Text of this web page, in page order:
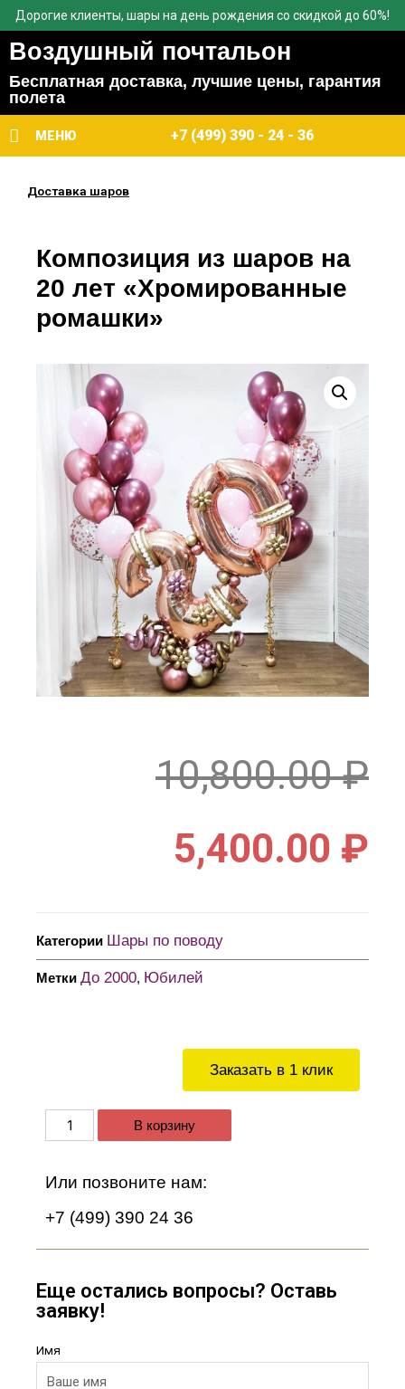
Дорогие клиенты, шары на день рождения со скидкой до 60%!
Воздушный почтальон
Бесплатная доставка, лучшие цены, гарантия
полета
МЕНЮ +7 (499) 390 - 24 - 36
Доставка шаров
Заказать в 1 клик
В корзину
Или позвоните нам:
+7 (499) 390 24 36
Еще остались вопросы? Оставь
заявку!
Имя
Композиция из шаров на
20 лет «Хромированные
ромашки»
10,800.00₽
5,400.00 ₽
Категории Шары по поводу
Метки До 2000, Юбилей